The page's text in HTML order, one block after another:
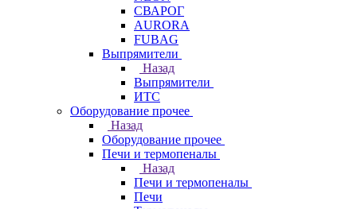
СВАРОГ
AURORA
FUBAG
Выпрямители
Назад
Выпрямители
ИТС
Оборудование прочее
Назад
Оборудование прочее
Печи и термопеналы
Назад
Печи и термопеналы
Печи